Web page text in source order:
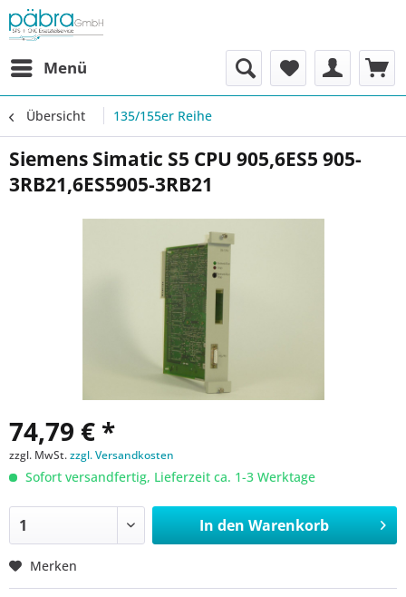
Menü
Übersicht 135/155er Reihe
Siemens Simatic S5 CPU 905,6ES5 905-
3RB21,6ES5905-3RB21
74,79 € *
zzgl. MwSt.zzgl. Versandkosten
Sofort versandfertig, Lieferzeit ca. 1-3 Werktage
In den Warenkorb
Merken